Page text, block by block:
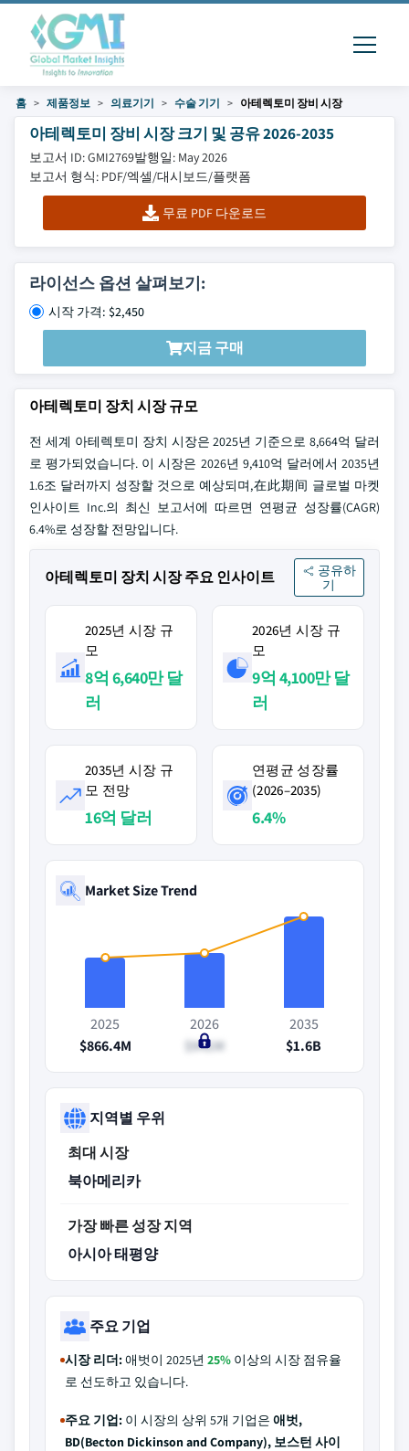
홈 제품정보 의료기기 수술 기기 아테렉토미 장비 시장
아테렉토미 장비 시장 크기 및 공유 2026-2035
보고서 ID: GMI2769발행일: May 2026
보고서 형식: PDF/엑셀/대시보드/플랫폼
무료 PDF 다운로드
라이선스 옵션 살펴보기:
시작 가격: $2,450
지금 구매
아테렉토미 장치 시장 규모
전 세계 아테렉토미 장치 시장은 2025년 기준으로 8,664억 달러
로 평가되었습니다. 이 시장은 2026년 9,410억 달러에서 2035년
1.6조 달러까지 성장할 것으로 예상되며,在此期间 글로벌 마켓
인사이트 Inc.의 최신 보고서에 따르면 연평균 성장률(CAGR)
6.4%로 성장할 전망입니다.
아테렉토미 장치 시장 주요 인사이트
공유하
기
2025년 시장 규
모
8억 6,640만 달
러
2026년 시장 규
모
9억 4,100만 달
러
2035년 시장 규
모 전망
16억 달러
연평균 성장률
(2026–2035)
6.4%
Market Size Trend
2025
$866.4M
2026
$941M
2035
$1.6B
지역별 우위
최대 시장
북아메리카
가장 빠른 성장 지역
아시아 태평양
주요 기업
시장 리더:애벗이 2025년 25% 이상의 시장 점유율
로 선도하고 있습니다.
주요 기업: 이 시장의 상위 5개 기업은 애벗,
BD(Becton Dickinson and Company), 보스턴 사이